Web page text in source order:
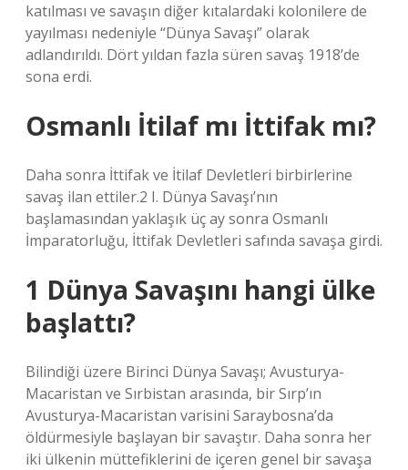
katılması ve savaşın diğer kıtalardaki kolonilere de
yayılması nedeniyle “Dünya Savaşı” olarak
adlandırıldı. Dört yıldan fazla süren savaş 1918’de
sona erdi.
Osmanlı İtilaf mı İttifak mı?
Daha sonra İttifak ve İtilaf Devletleri birbirlerine
savaş ilan ettiler.2 I. Dünya Savaşı’nın
başlamasından yaklaşık üç ay sonra Osmanlı
İmparatorluğu, İttifak Devletleri safında savaşa girdi.
1 Dünya Savaşını hangi ülke
başlattı?
Bilindiği üzere Birinci Dünya Savaşı; Avusturya-
Macaristan ve Sırbistan arasında, bir Sırp’ın
Avusturya-Macaristan varisini Saraybosna’da
öldürmesiyle başlayan bir savaştır. Daha sonra her
iki ülkenin müttefiklerini de içeren genel bir savaşa